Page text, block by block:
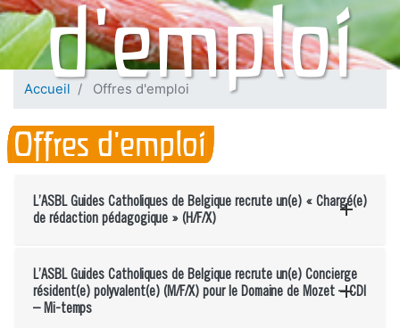
d'emploi
Accueil Offres d'emploi
Offres d'emploi
L’ASBL Guides Catholiques de Belgique recrute un(e) « Chargé(e)
de rédaction pédagogique » (H/F/X)
L’ASBL Guides Catholiques de Belgique recrute un(e) Concierge
résident(e) polyvalent(e) (M/F/X) pour le Domaine de Mozet – CDI
– Mi-temps